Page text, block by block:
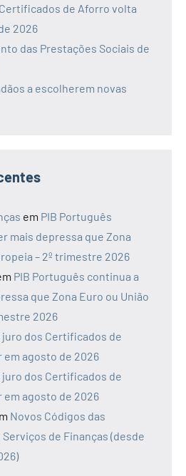
de Aforro volta
2026
das Prestações Sociais de
a escolherem novas
em PIB Português
mais depressa que Zona
– 2º trimestre 2026
PIB Português continua a
que Zona Euro ou União
2026
juro dos Certificados de
agosto de 2026
juro dos Certificados de
agosto de 2026
Novos Códigos das
de Finanças (desde